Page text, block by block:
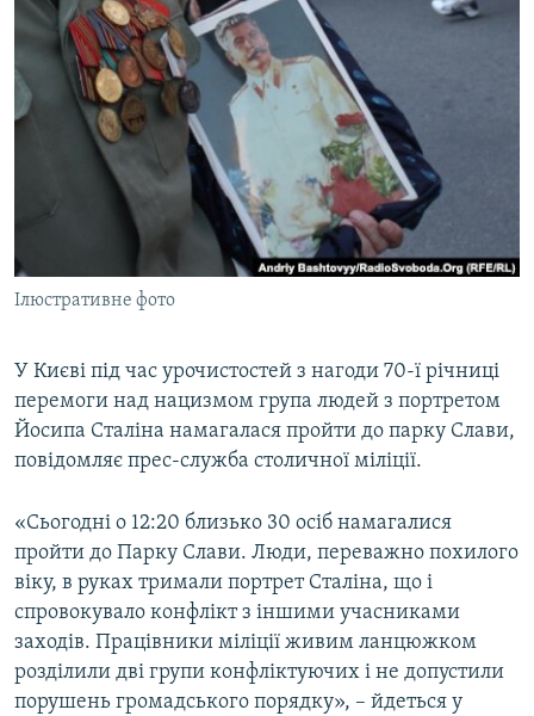
пошуку
ІНТЕРВ'Ю
ВСЕ ЗА ДЕНЬ
СПЕЦПРОЕКТИ
ДЕПОРТАЦІЯ
ВІДЕОУРОКИ «ELIFBE»
СВІДЧЕННЯ ОКУПАЦІЇ
УКРАЇНСЬКА ПРОБЛЕМА КРИМУ
ІНФОГРАФІКА
ЯК ОБІЙТИ БЛОКУВАННЯ
ДОЛУЧАЙСЯ!
Усі сайти RFE/RL
Ілюстративне фото
У Києві під час урочистостей з нагоди 70-ї річниці
перемоги над нацизмом група людей з портретом
Йосипа Сталіна намагалася пройти до парку Слави,
повідомляє прес-служба столичної міліції.
«Сьогодні о 12:20 близько 30 осіб намагалися
пройти до Парку Слави. Люди, переважно похилого
віку, в руках тримали портрет Сталіна, що і
спровокувало конфлікт з іншими учасниками
заходів. Працівники міліції живим ланцюжком
розділили дві групи конфліктуючих і не допустили
порушень громадського порядку», – йдеться у